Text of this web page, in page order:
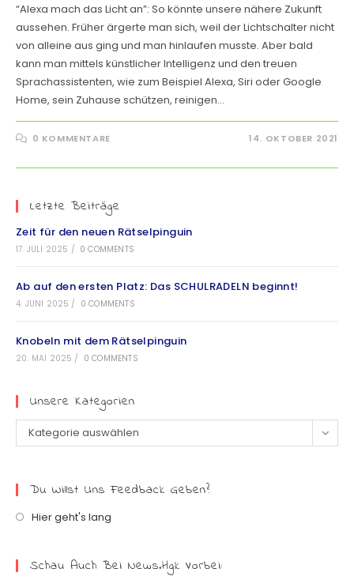
“Alexa mach das Licht an”: So könnte unsere nähere Zukunft
aussehen. Früher ärgerte man sich, weil der Lichtschalter nicht
von alleine aus ging und man hinlaufen musste. Aber bald
kann man mittels künstlicher Intelligenz und den treuen
Sprachassistenten, wie zum Beispiel Alexa, Siri oder Google
Home, sein Zuhause schützen, reinigen…
0 KOMMENTARE 14. OKTOBER 2021
Letzte Beiträge
Zeit für den neuen Rätselpinguin
17. JULI 2025 / 0 COMMENTS
Ab auf den ersten Platz: Das SCHULRADELN beginnt!
4. JUNI 2025 / 0 COMMENTS
Knobeln mit dem Rätselpinguin
20. MAI 2025 / 0 COMMENTS
Unsere Kategorien
Kategorie auswählen
Du Willst Uns Feedback Geben?
Hier geht's lang
Schau Auch Bei News.hgk Vorbei: